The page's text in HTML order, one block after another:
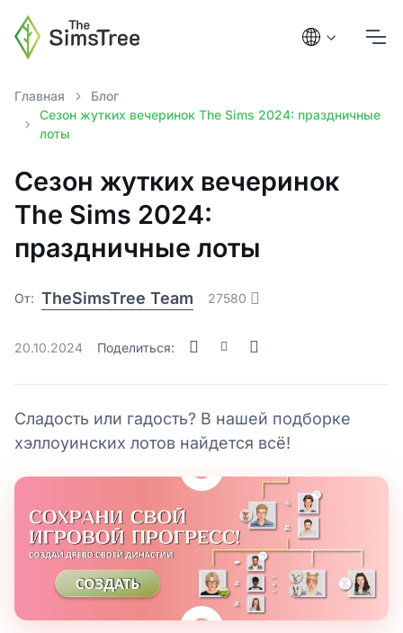
Главная
Блог
Сезон жутких вечеринок The Sims 2024: праздничные
лоты
Сезон жутких вечеринок
The Sims 2024:
праздничные лоты
От: TheSimsTree Team 27580
20.10.2024 Поделиться:
Сладость или гадость? В нашей подборке
хэллоуинских лотов найдется всё!